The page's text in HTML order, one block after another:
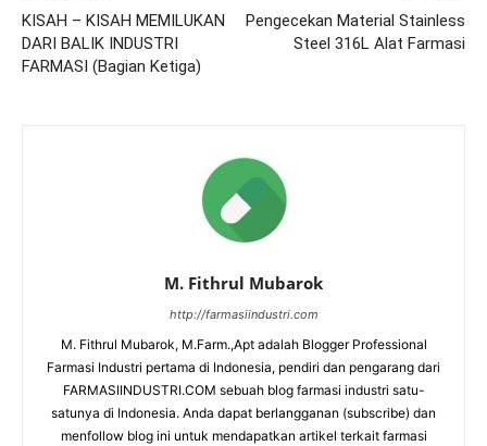
KISAH – KISAH MEMILUKAN
DARI BALIK INDUSTRI
FARMASI (Bagian Ketiga)
Pengecekan Material Stainless
Steel 316L Alat Farmasi
M. Fithrul Mubarok
http://farmasiindustri.com
M. Fithrul Mubarok, M.Farm.,Apt adalah Blogger Professional
Farmasi Industri pertama di Indonesia, pendiri dan pengarang dari
FARMASIINDUSTRI.COM sebuah blog farmasi industri satu-
satunya di Indonesia. Anda dapat berlangganan (subscribe) dan
menfollow blog ini untuk mendapatkan artikel terkait farmasi